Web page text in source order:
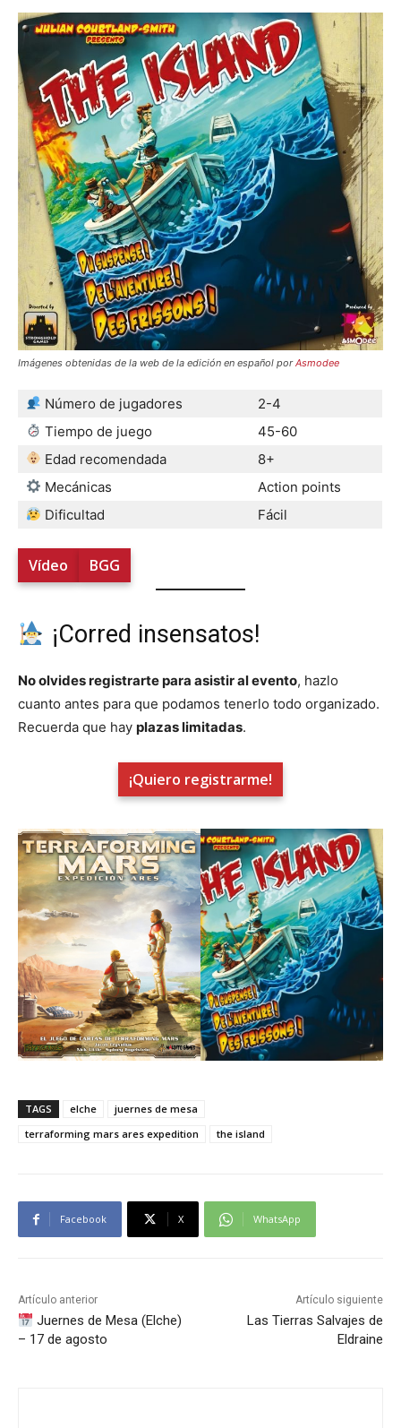
Imágenes obtenidas de la web de la edición en español porAsmodee
Número de jugadores
2-4
Tiempo de juego
45-60
Edad recomendada
8+
Mecánicas
Action points
Dificultad
Fácil
Vídeo BGG
¡Corred insensatos!
No olvides registrarte para asistir al evento, hazlo
cuanto antes para que podamos tenerlo todo organizado.
Recuerda que hay plazas limitadas.
¡Quiero registrarme!
TAGS elche
juernes de mesa
terraforming mars ares expedition
the island
Facebook X WhatsApp
Artículo anterior
Juernes de Mesa (Elche)
– 17 de agosto
Artículo siguiente
Las Tierras Salvajes de
Eldraine